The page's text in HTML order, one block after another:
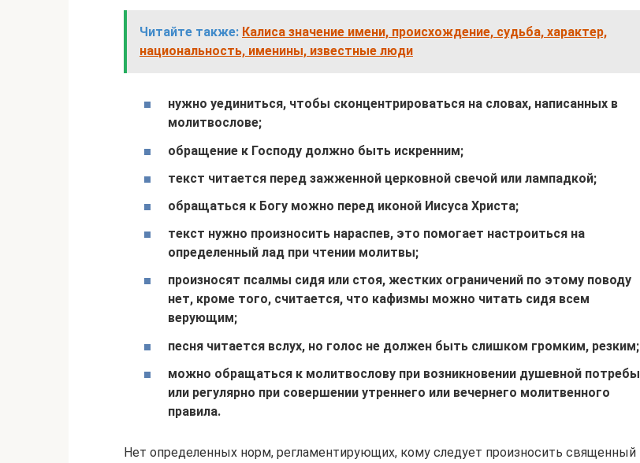
Читайте также: Калиса значение имени, происхождение, судьба, характер,
национальность, именины, известные люди
нужно уединиться, чтобы сконцентрироваться на словах, написанных в
молитвослове;
обращение к Господу должно быть искренним;
текст читается перед зажженной церковной свечой или лампадкой;
обращаться к Богу можно перед иконой Иисуса Христа;
текст нужно произносить нараспев, это помогает настроиться на
определенный лад при чтении молитвы;
произносят псалмы сидя или стоя, жестких ограничений по этому поводу
нет, кроме того, считается, что кафизмы можно читать сидя всем
верующим;
песня читается вслух, но голос не должен быть слишком громким, резким;
можно обращаться к молитвослову при возникновении душевной потребы
или регулярно при совершении утреннего или вечернего молитвенного
правила.
Нет определенных норм, регламентирующих, кому следует произносить священный